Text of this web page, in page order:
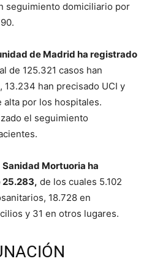
seguimiento domiciliario por
de Madrid ha registrado
de 125.321 casos han
han precisado UCI y
alta por los hospitales.
el seguimiento
Sanidad Mortuoria ha
25.283, de los cuales 5.102
18.728 en
y 31 en otros lugares.